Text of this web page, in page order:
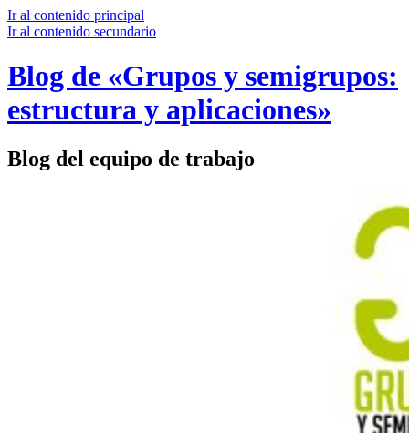
Ir al contenido principal
Ir al contenido secundario
Blog de «Grupos y semigrupos:
estructura y aplicaciones»
Blog del equipo de trabajo